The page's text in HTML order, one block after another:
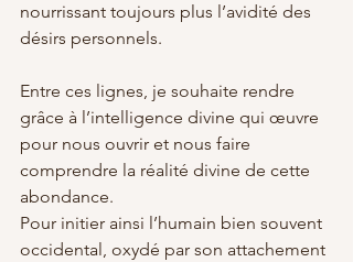
nourrissant toujours plus l’avidité des
désirs personnels.
Entre ces lignes, je souhaite rendre
grâce à l’intelligence divine qui œuvre
pour nous ouvrir et nous faire
comprendre la réalité divine de cette
abondance.
Pour initier ainsi l’humain bien souvent
occidental, oxydé par son attachement